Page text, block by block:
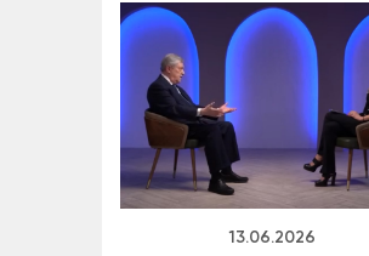
13.06.2026